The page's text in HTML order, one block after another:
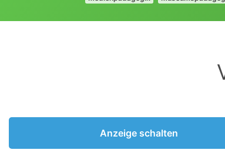
Anzeige schalten